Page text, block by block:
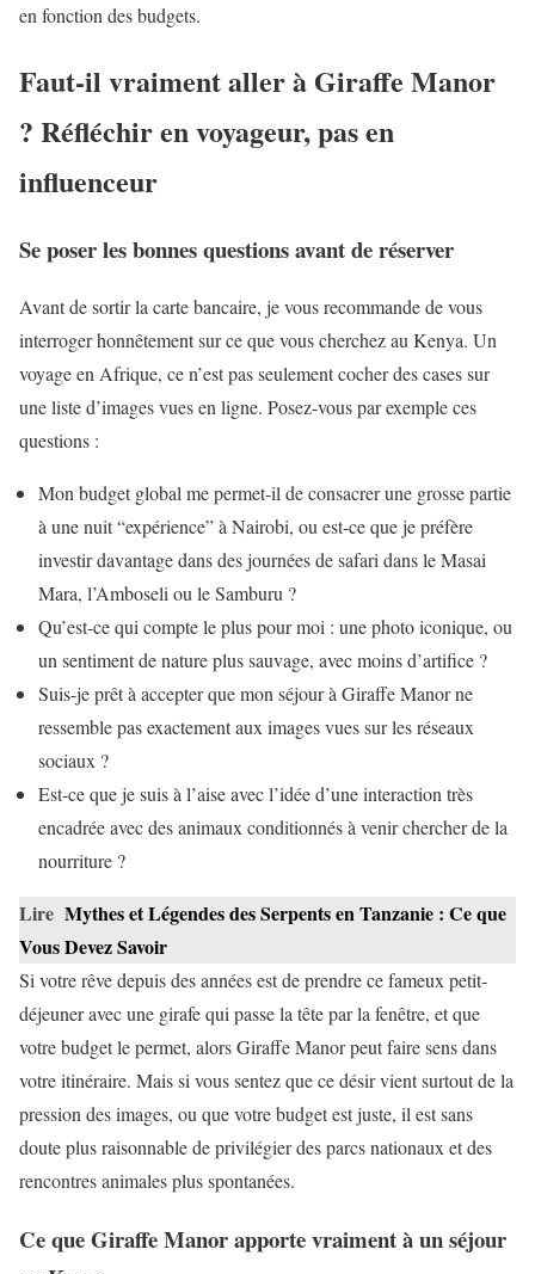
en fonction des budgets.
Faut-il vraiment aller à Giraffe Manor
? Réfléchir en voyageur, pas en
influenceur
Se poser les bonnes questions avant de réserver
Avant de sortir la carte bancaire, je vous recommande de vous
interroger honnêtement sur ce que vous cherchez au Kenya. Un
voyage en Afrique, ce n’est pas seulement cocher des cases sur
une liste d’images vues en ligne. Posez-vous par exemple ces
questions :
Mon budget global me permet-il de consacrer une grosse partie
à une nuit “expérience” à Nairobi, ou est-ce que je préfère
investir davantage dans des journées de safari dans le Masai
Mara, l’Amboseli ou le Samburu ?
Qu’est-ce qui compte le plus pour moi : une photo iconique, ou
un sentiment de nature plus sauvage, avec moins d’artifice ?
Suis-je prêt à accepter que mon séjour à Giraffe Manor ne
ressemble pas exactement aux images vues sur les réseaux
sociaux ?
Est-ce que je suis à l’aise avec l’idée d’une interaction très
encadrée avec des animaux conditionnés à venir chercher de la
nourriture ?
Lire Mythes et Légendes des Serpents en Tanzanie : Ce que
Vous Devez Savoir
Si votre rêve depuis des années est de prendre ce fameux petit-
déjeuner avec une girafe qui passe la tête par la fenêtre, et que
votre budget le permet, alors Giraffe Manor peut faire sens dans
votre itinéraire. Mais si vous sentez que ce désir vient surtout de la
pression des images, ou que votre budget est juste, il est sans
doute plus raisonnable de privilégier des parcs nationaux et des
rencontres animales plus spontanées.
Ce que Giraffe Manor apporte vraiment à un séjour